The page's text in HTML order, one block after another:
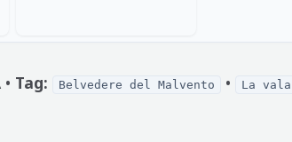
Tag: Belvedere del Malvento • La